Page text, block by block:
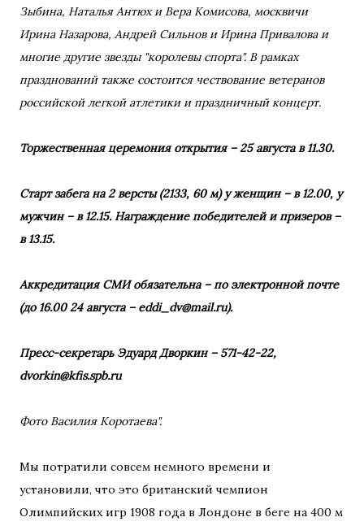
Зыбина, Наталья Антюх и Вера Комисова, москвичи
Ирина Назарова, Андрей Сильнов и Ирина Привалова и
многие другие звезды "королевы спорта". В рамках
празднований также состоится чествование ветеранов
российской легкой атлетики и праздничный концерт.
Торжественная церемония открытия – 25 августа в 11.30.
Старт забега на 2 версты (2133, 60 м) у женщин – в 12.00, у
мужчин – в 12.15. Награждение победителей и призеров –
в 13.15.
Аккредитация СМИ обязательна – по электронной почте
(до 16.00 24 августа – eddi_dv@mail.ru).
Пресс-секретарь Эдуард Дворкин – 571-42-22,
dvorkin@kfis.spb.ru
Фото Василия Коротаева".
Мы потратили совсем немного времени и
установили, что это британский чемпион
Олимпийских игр 1908 года в Лондоне в беге на 400 м